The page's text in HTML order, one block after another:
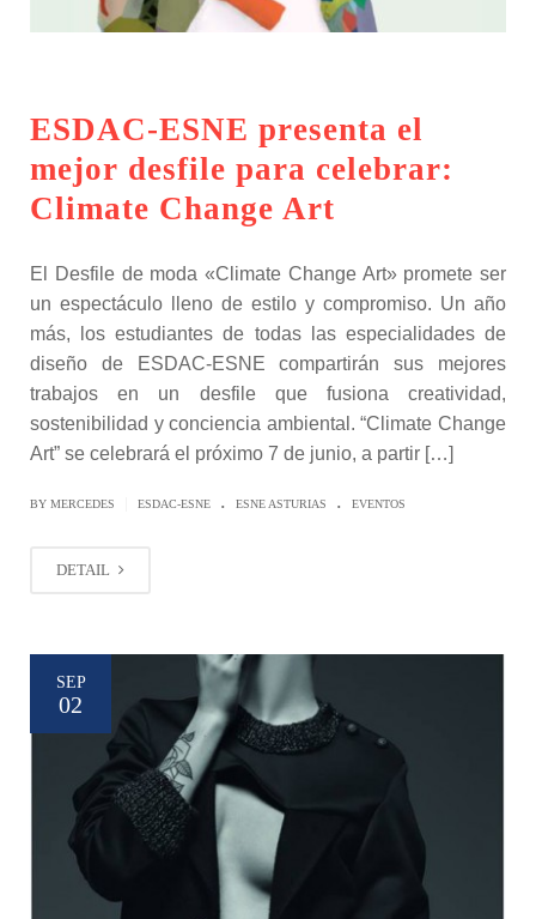
ESDAC-ESNE presenta el
mejor desfile para celebrar:
Climate Change Art
El Desfile de moda «Climate Change Art» promete ser
un espectáculo lleno de estilo y compromiso. Un año
más, los estudiantes de todas las especialidades de
diseño de ESDAC-ESNE compartirán sus mejores
trabajos en un desfile que fusiona creatividad,
sostenibilidad y conciencia ambiental. “Climate Change
Art” se celebrará el próximo 7 de junio, a partir […]
BY MERCEDES ESDAC-ESNE . ESNE ASTURIAS . EVENTOS
DETAIL
SEP
02